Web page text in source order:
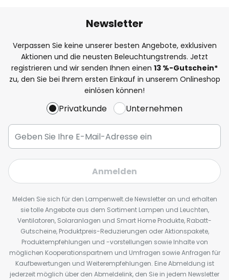
Newsletter
Verpassen Sie keine unserer besten Angebote, exklusiven
Aktionen und die neusten Beleuchtungstrends. Jetzt
registrieren und wir senden Ihnen einen 13 %-Gutschein*
zu, den Sie bei Ihrem ersten Einkauf in unserem Onlineshop
einlösen können!
Privatkunde Unternehmen
Anmelden
Melden Sie sich für den Lampenwelt.de Newsletter an und erhalten
sie tolle Angebote aus dem Sortiment Lampen und Leuchten,
Ventilatoren, Solaranlagen und Smart Home Produkte, Rabatt-
Gutscheine, Produktpreis-Reduzierungen oder Aktionspakete,
Produktempfehlungen und -vorstellungen sowie Inhalte von
möglichen Kooperationspartnern und Umfragen sowie Anfragen für
Kaufbewertungen und Weiterempfehlungen. Eine Abmeldung ist
jederzeit möglich über den Abmeldelink, den Sie in jedem Newsletter